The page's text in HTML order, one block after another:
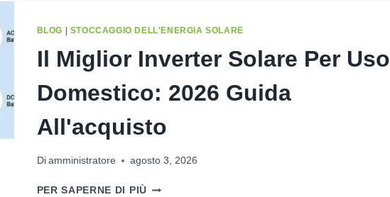
620
QUAL
LA
SOLUZIONE
PER
BLOG STOCCAGGIO DELL'ENERGIA SOLARE
Il Miglior Inverter Solare Per Uso
Domestico: 2026 Guida
All'acquisto
Di amministratore agosto 3, 2026
PER SAPERNE DI PIÙIL